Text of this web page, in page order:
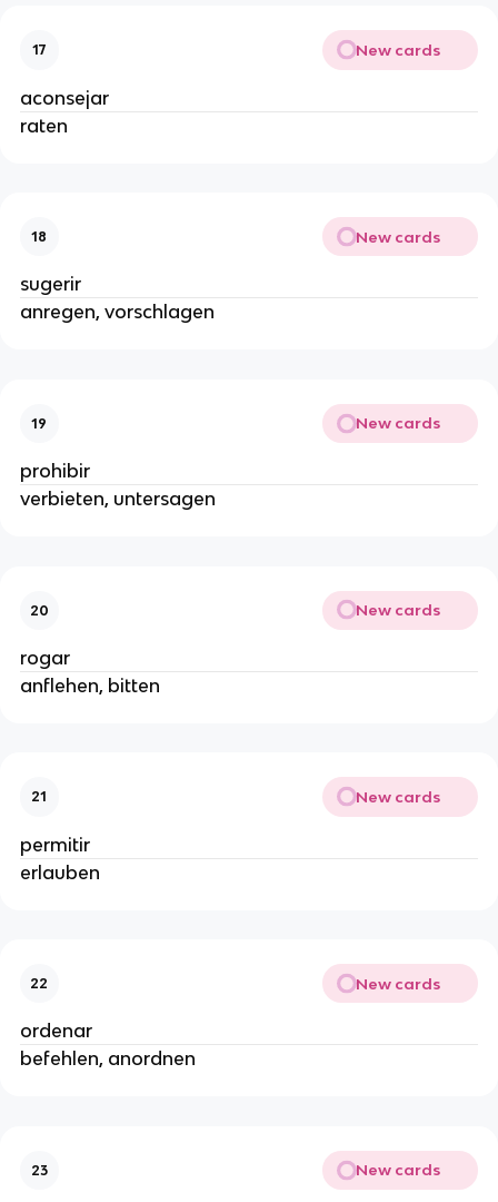
17 New cards
aconsejar
raten
18 New cards
sugerir
anregen, vorschlagen
19 New cards
prohibir
verbieten, untersagen
20 New cards
rogar
anflehen, bitten
21 New cards
permitir
erlauben
22 New cards
ordenar
befehlen, anordnen
23 New cards